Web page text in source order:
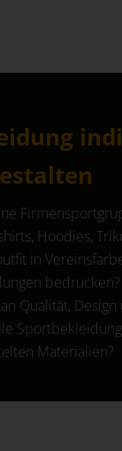
Hoodies,
in
Qualität,
Materialien?